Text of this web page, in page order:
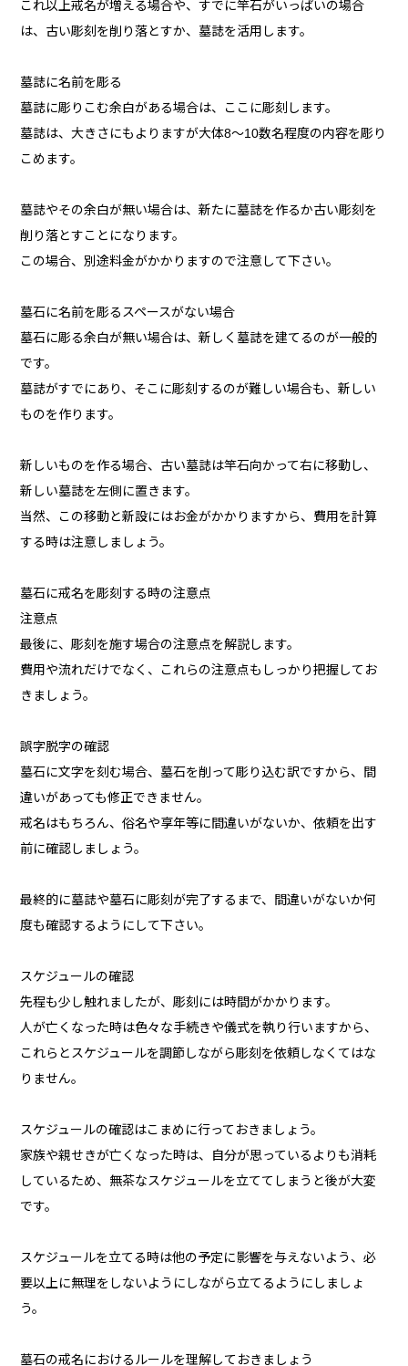
これ以上戒名が増える場合や、すでに竿石がいっぱいの場合
は、古い彫刻を削り落とすか、墓誌を活用します。
墓誌に名前を彫る
墓誌に彫りこむ余白がある場合は、ここに彫刻します。
墓誌は、大きさにもよりますが大体8～10数名程度の内容を彫り
こめます。
墓誌やその余白が無い場合は、新たに墓誌を作るか古い彫刻を
削り落とすことになります。
この場合、別途料金がかかりますので注意して下さい。
墓石に名前を彫るスペースがない場合
墓石に彫る余白が無い場合は、新しく墓誌を建てるのが一般的
です。
墓誌がすでにあり、そこに彫刻するのが難しい場合も、新しい
ものを作ります。
新しいものを作る場合、古い墓誌は竿石向かって右に移動し、
新しい墓誌を左側に置きます。
当然、この移動と新設にはお金がかかりますから、費用を計算
する時は注意しましょう。
墓石に戒名を彫刻する時の注意点
注意点
最後に、彫刻を施す場合の注意点を解説します。
費用や流れだけでなく、これらの注意点もしっかり把握してお
きましょう。
誤字脱字の確認
墓石に文字を刻む場合、墓石を削って彫り込む訳ですから、間
違いがあっても修正できません。
戒名はもちろん、俗名や享年等に間違いがないか、依頼を出す
前に確認しましょう。
最終的に墓誌や墓石に彫刻が完了するまで、間違いがないか何
度も確認するようにして下さい。
スケジュールの確認
先程も少し触れましたが、彫刻には時間がかかります。
人が亡くなった時は色々な手続きや儀式を執り行いますから、
これらとスケジュールを調節しながら彫刻を依頼しなくてはな
りません。
スケジュールの確認はこまめに行っておきましょう。
家族や親せきが亡くなった時は、自分が思っているよりも消耗
しているため、無茶なスケジュールを立ててしまうと後が大変
です。
スケジュールを立てる時は他の予定に影響を与えないよう、必
要以上に無理をしないようにしながら立てるようにしましょ
う。
墓石の戒名におけるルールを理解しておきましょう